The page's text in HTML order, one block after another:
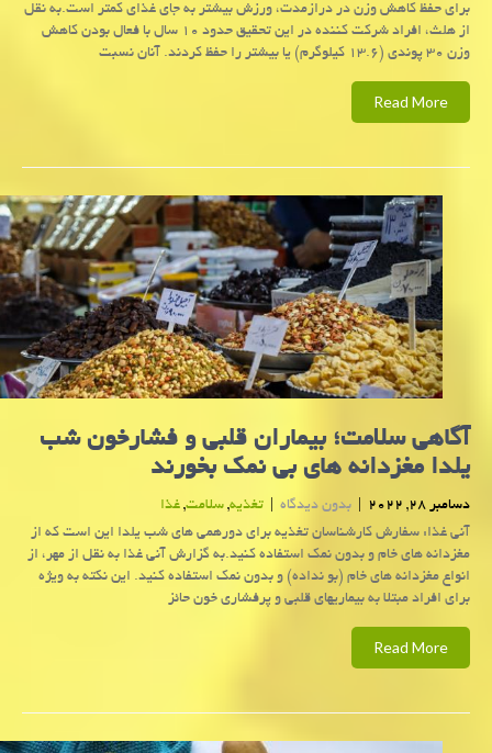
برای حفظ کاهش وزن در درازمدت، ورزش بیشتر به جای غذای کمتر است.به نقل
از هلث، افراد شرکت کننده در این تحقیق حدود ۱۰ سال با فعال بودن کاهش
وزن ۳۰ پوندی (۱۳.۶ کیلوگرم) یا بیشتر را حفظ کردند. آنان نسبت
Read More
آگاهی سلامت؛ بیماران قلبی و فشارخون شب
یلدا مغزدانه های بی نمک بخورند
دسامبر 28, 2022 | بدون دیدگاه | تغذیه,سلامت,غذا
آنی غذا: سفارش کارشناسان تغذیه برای دورهمی های شب یلدا این است که از
مغزدانه های خام و بدون نمک استفاده کنید.به گزارش آنی غذا به نقل از مهر، از
انواع مغزدانه های خام (بو نداده) و بدون نمک استفاده کنید. این نکته به ویژه
برای افراد مبتلا به بیماریهای قلبی و پرفشاری خون حائز
Read More